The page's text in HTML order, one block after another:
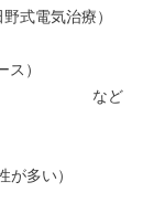
式電気治療）
ス）
　　　　　など
が多い）